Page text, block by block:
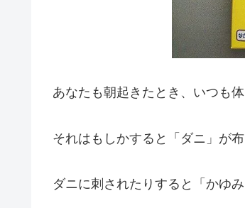
あなたも朝起きたとき、いつも
それはもしかすると 「ダニ」 が
ダニに刺されたりすると 「かゆみ